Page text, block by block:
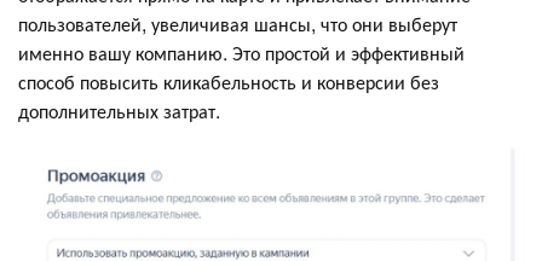
пользователей, увеличивая шансы, что они выберут
именно вашу компанию. Это простой и эффективный
способ повысить кликабельность и конверсии без
дополнительных затрат.